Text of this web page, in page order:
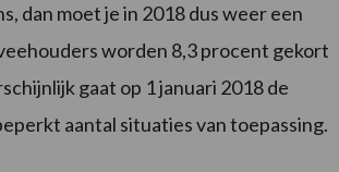
dan moet je in 2018 dus weer een
worden 8,3 procent gekort
gaat op 1 januari 2018 de
aantal situaties van toepassing.